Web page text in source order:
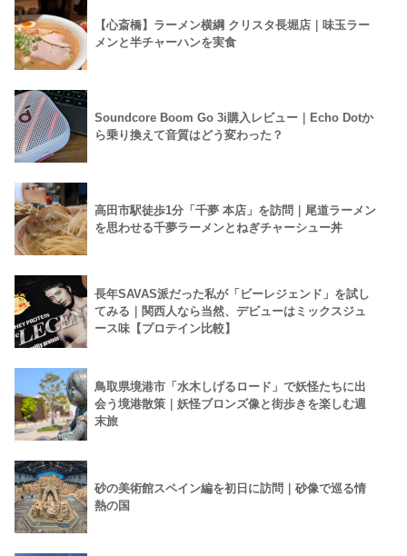
【心斎橋】ラーメン横綱 クリスタ長堀店｜味玉ラー
メンと半チャーハンを実食
Soundcore Boom Go 3i購入レビュー｜Echo Dotか
ら乗り換えて音質はどう変わった？
高田市駅徒歩1分「千夢 本店」を訪問｜尾道ラーメン
を思わせる千夢ラーメンとねぎチャーシュー丼
長年SAVAS派だった私が「ビーレジェンド」を試し
てみる｜関西人なら当然、デビューはミックスジュ
ース味【プロテイン比較】
鳥取県境港市「水木しげるロード」で妖怪たちに出
会う境港散策｜妖怪ブロンズ像と街歩きを楽しむ週
末旅
砂の美術館スペイン編を初日に訪問｜砂像で巡る情
熱の国